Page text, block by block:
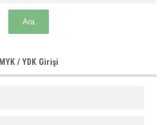
MYK / YDK Girişi